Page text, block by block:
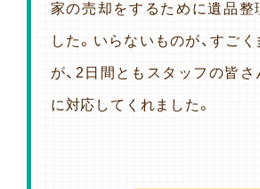
家の売却をするために遺品整
した。いらないものが、すご
が、2日間ともスタッフの皆
に対応してくれました。